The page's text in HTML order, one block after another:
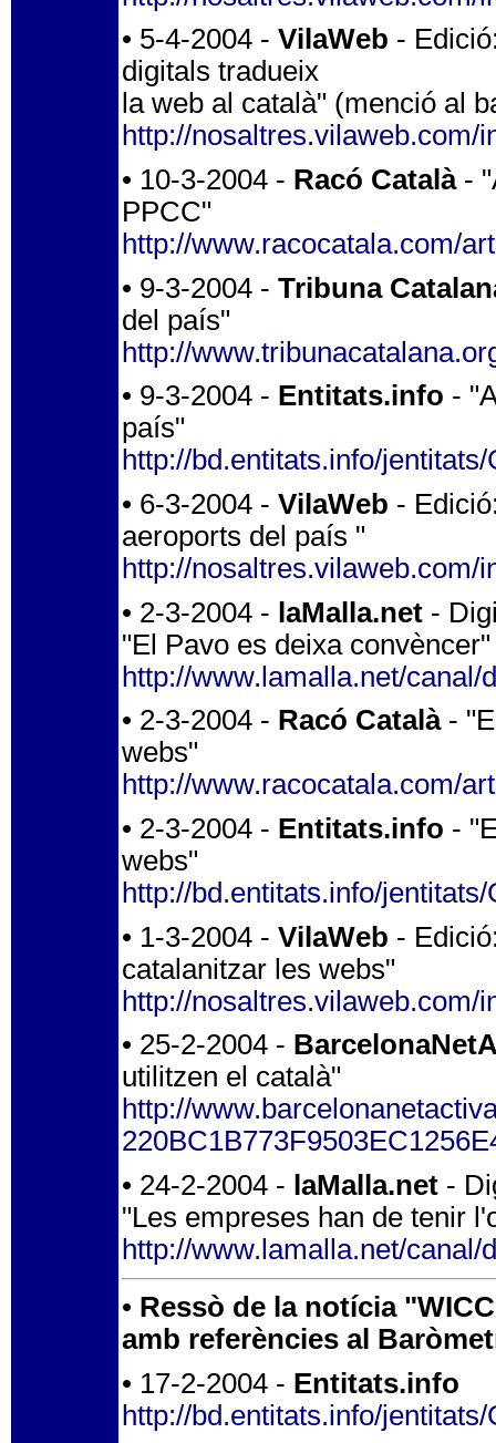
• 5-4-2004 - VilaWeb -
digitals tradueix
la web al català" (menció al
http://nosaltres.vilaweb.com/
• 10-3-2004 - Racó Català-
PPCC"
http://www.racocatala.com/
• 9-3-2004 - Tribuna
del país"
http://
• 9-3-2004 - Entitats.info -
país"
http://bd.entitats.info/
• 6-3-2004 - VilaWeb -
aeroports del país "
http://nosaltres.vilaweb.com/
• 2-3-2004 - laMalla.net -
"El Pavo es deixa convèncer"
http://www.lamalla.net/
• 2-3-2004 - Racó Català-
webs"
http://www.racocatala.com/
• 2-3-2004 - Entitats.info -
webs"
http://bd.entitats.info/
• 1-3-2004 - VilaWeb -
catalanitzar les webs"
http://nosaltres.vilaweb.com/
• 25-2-2004 -
utilitzen el català"
http://
• 24-2-2004 - laMalla.net -
"Les empreses han de tenir
http://www.lamalla.net/
• Ressò de la notícia
amb referències al
• 17-2-2004 - Entitats.info
http://bd.entitats.info/